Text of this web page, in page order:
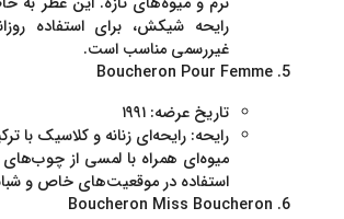
رایحه شیکش، برای استفاده
غیررسمی مناسب است.
Boucheron Pour Femme
تاریخ عرضه:
رایحه: رایحه‌ای زنانه و کلاسیک با
میوه‌ای همراه با لمسی از
استفاده در موقعیت‌های خاص و
Boucheron Miss Boucheron